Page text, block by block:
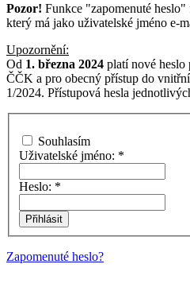
Pozor! Funkce "zapomenuté heslo"
který má jako uživatelské jméno e-
Upozornění:
Od 1. března 2024 platí nové heslo
ČČK a pro obecný přístup do
1/2024. Přístupová hesla
Souhlasím
Uživatelské jméno: *
Heslo: *
Zapomenuté heslo?